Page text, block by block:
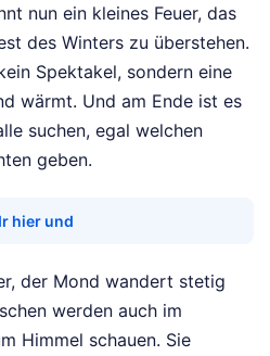
nun ein kleines Feuer, das
des Winters zu überstehen.
Spektakel, sondern eine
wärmt. Und am Ende ist es
suchen, egal welchen
geben.
hier und
der Mond wandert stetig
werden auch im
Himmel schauen. Sie